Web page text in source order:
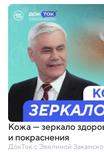
Кожа — зеркало
и покраснения
ДокТок с Эвелиной